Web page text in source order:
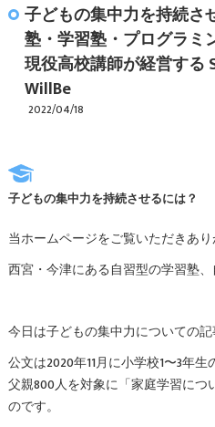
子どもの集中力を持続さ
塾・学習塾・プログラミ
現役高校講師が経営する
WillBe
2022/04/18
子どもの集中力を持続させるには？
当ホームページをご覧いただきあ
西宮・今津にある自習型の学習塾、
今日は子どもの集中力についての記
公文は2020年11月に小学校1〜3年生
父親800人を対象に「家庭学習につ
のです。